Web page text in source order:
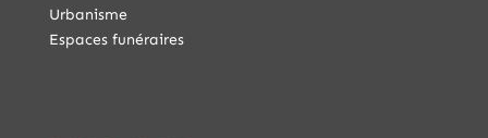
Urbanisme
Espaces funéraires